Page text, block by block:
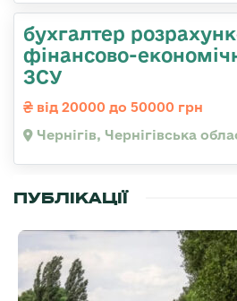
бухгалтер
фінансово-
ЗСУ
від 20000 до 50000 грн
Чернігів, Чернігівська
ПУБЛІКАЦІЇ